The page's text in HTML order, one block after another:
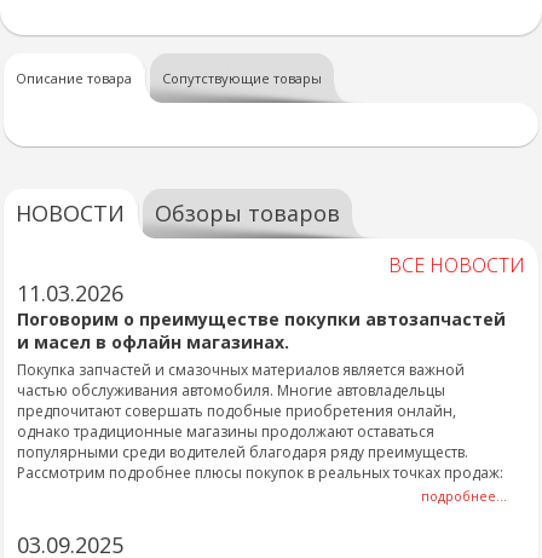
Описание товара Сопутствующие товары
НОВОСТИ Обзоры товаров
ВСЕ НОВОСТИ
11.03.2026
Поговорим о преимуществе покупки автозапчастей
и масел в офлайн магазинах.
Покупка запчастей и смазочных материалов является важной
частью обслуживания автомобиля. Многие автовладельцы
предпочитают совершать подобные приобретения онлайн,
однако традиционные магазины продолжают оставаться
популярными среди водителей благодаря ряду преимуществ.
Рассмотрим подробнее плюсы покупок в реальных точках продаж:
подробнее...
03.09.2025